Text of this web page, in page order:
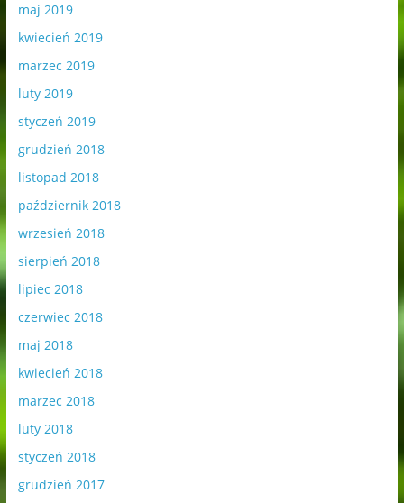
maj 2019
kwiecień 2019
marzec 2019
luty 2019
styczeń 2019
grudzień 2018
listopad 2018
październik 2018
wrzesień 2018
sierpień 2018
lipiec 2018
czerwiec 2018
maj 2018
kwiecień 2018
marzec 2018
luty 2018
styczeń 2018
grudzień 2017